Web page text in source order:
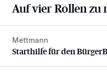
Auf vier Rollen zu
Starthilfe für den
Mettmann
Starthilfe für den